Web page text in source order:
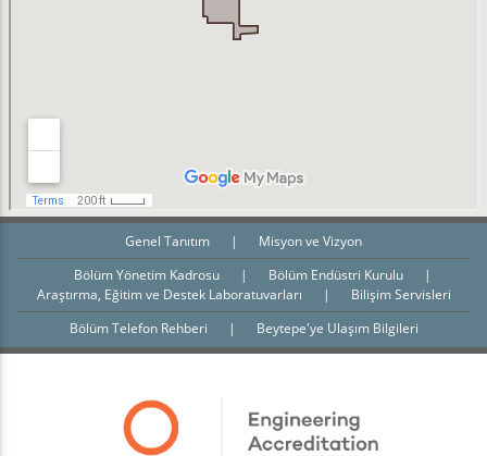
Genel Tanıtım |
Misyon ve Vizyon
Bölüm Yönetim Kadrosu
| Bölüm Endüstri Kurulu
|
Araştırma, Eğitim ve Destek Laboratuvarları
|
Bilişim Servisleri
Bölüm Telefon Rehberi
| Beytepe'ye Ulaşım Bilgileri